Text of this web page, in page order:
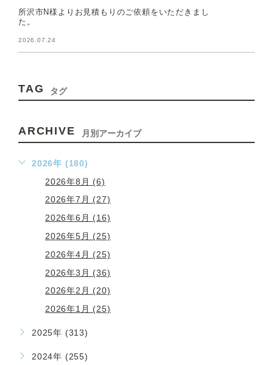
所沢市N様よりお見積もりのご依頼をいただきまし
た。
2026.07.24
TAG タグ
ARCHIVE 月別アーカイブ
2026年 (180)
2026年8月 (6)
2026年7月 (27)
2026年6月 (16)
2026年5月 (25)
2026年4月 (25)
2026年3月 (36)
2026年2月 (20)
2026年1月 (25)
2025年 (313)
2024年 (255)